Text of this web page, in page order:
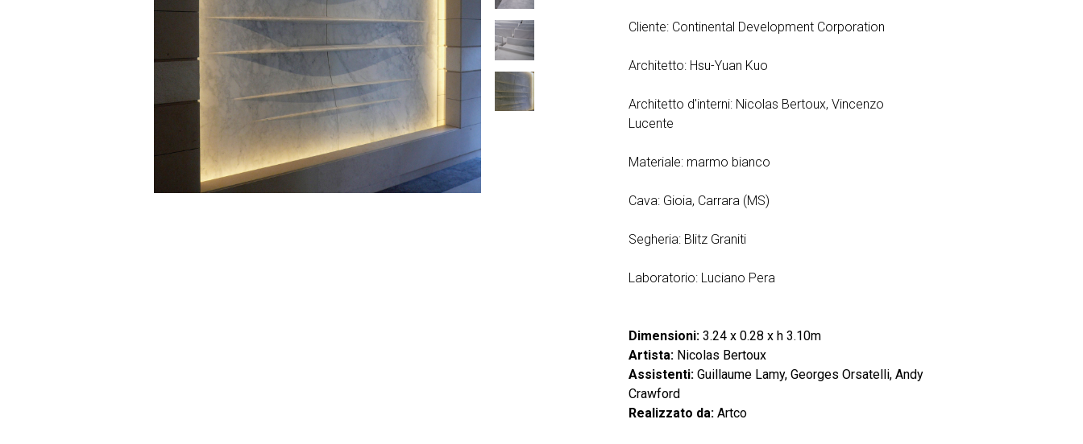
Cliente: Continental Development Corporation
Architetto: Hsu-Yuan Kuo
Architetto d'interni: Nicolas Bertoux, Vincenzo
Lucente
Materiale: marmo bianco
Cava: Gioia, Carrara (MS)
Segheria: Blitz Graniti
Laboratorio: Luciano Pera
Dimensioni:3.24 x 0.28 x h 3.10m
Artista:Nicolas Bertoux
Assistenti:Guillaume Lamy, Georges Orsatelli, Andy
Crawford
Realizzato da:Artco